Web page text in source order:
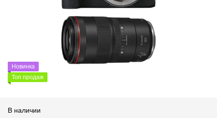
Новинка
Топ продаж
В наличии